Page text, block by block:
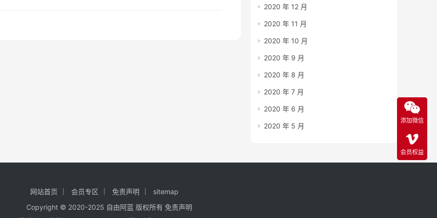
2020 年 12 月
2020 年 11 月
2020 年 10 月
2020 年 9 月
2020 年 8 月
2020 年 7 月
2020 年 6 月
2020 年 5 月
网站首页 会员专区 免责声明
sitemap
Copyright © 2020-2025 自由阿蓝 版权所有 免责声明
添加微信
会员权益